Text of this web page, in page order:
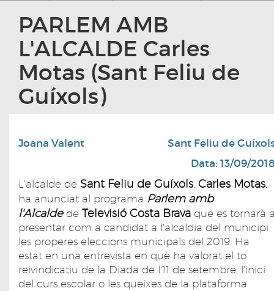
PARLEM AMB
L'ALCALDE Carles
Motas (Sant Feliu de
Guíxols)
Joana Valent
Sant Feliu de
Data: 13/09/
L'alcalde de Sant Feliu de Guíxols, Carles Motas,
ha anunciat al programa Parlem amb
l'Alcaldede Televisió Costa Brava que es tornarà
presentar com a candidat a l'alcaldia del municipi
les properes eleccions municipals del 2019. Ha
estat en una entrevista en què ha valorat el to
reivindicatiu de la Diada de l'11 de setembre, l'inici
del curs escolar o les queixes de la plataforma